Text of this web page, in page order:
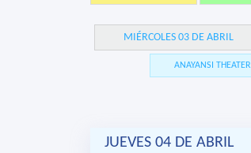
MIÉRCOLES 03 DE ABRIL
ANAYANSI THEATER
JUEVES 04 DE ABRIL